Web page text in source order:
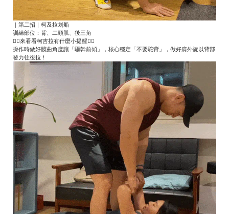
｜第二招｜柯及拉划船
訓練部位：背、二頭肌、後三角
👇🏻來看看柯吉拉有什麼小提醒👇🏻
操作時做好髖曲角度讓「驅幹前傾」，核心穩定「不要駝背」，做好肩外旋以背部
發力往後拉！